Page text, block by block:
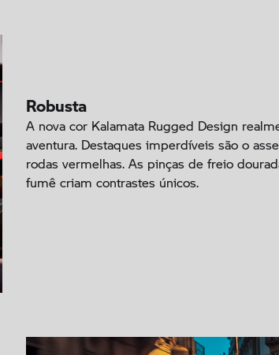
Robusta
A nova cor Kalamata Rugged Design
aventura. Destaques imperdíveis são o
rodas vermelhas. As pinças de freio
fumê criam contrastes únicos.